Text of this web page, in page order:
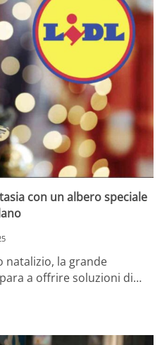
con un albero speciale
natalizio, la grande
a offrire soluzioni di…